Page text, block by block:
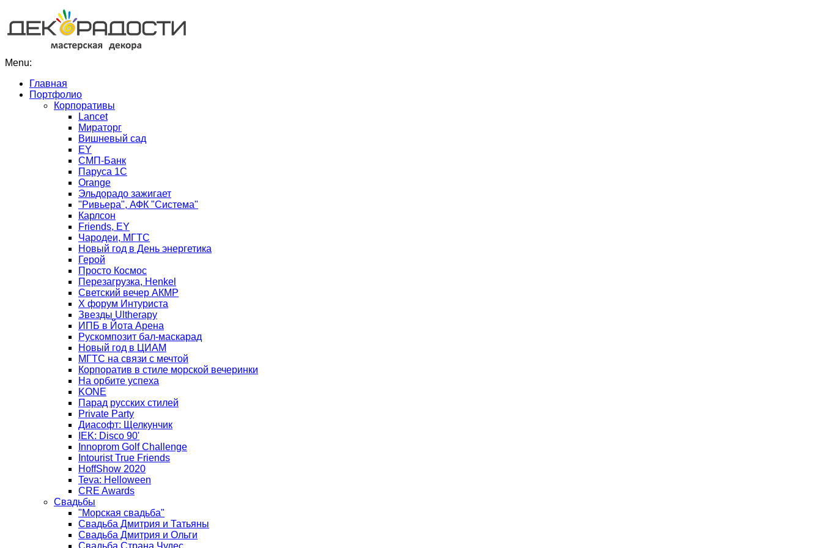
Menu:
Главная
Портфолио
Корпоративы
Lancet
Мираторг
Вишневый сад
EY
СМП-Банк
Паруса 1С
Orange
Эльдорадо зажигает
"Ривьера", АФК "Система"
Карлсон
Friends, EY
Чародеи, МГТС
Новый год в День энергетика
Герой
Просто Космос
Перезагрузка, Henkel
Светский вечер АКМР
Х форум Интуриста
Звезды Ultherapy
ИПБ в Йота Арена
Рускомпозит бал-маскарад
Новый год в ЦИАМ
МГТС на связи с мечтой
Корпоратив в стиле морской вечеринки
На орбите успеха
KONE
Парад русских стилей
Private Party
Диасофт: Щелкунчик
IEK: Disco 90'
Innoprom Golf Challenge
Intourist True Friends
HoffShow 2020
Teva: Helloween
CRE Awards
Свадьбы
"Морская свадьба"
Свадьба Дмитрия и Татьяны
Свадьба Дмитрия и Ольги
Свадьба Страна Чудес